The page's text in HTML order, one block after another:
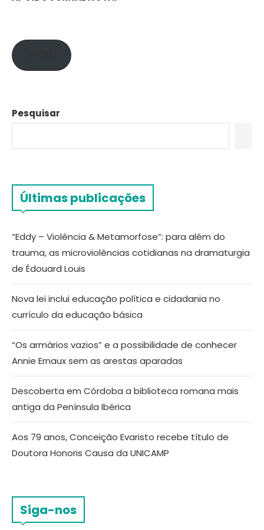
Pesquisar
Últimas publicações
“Eddy – Violência & Metamorfose”: para além do
trauma, as microviolências cotidianas na dramaturgia
de Édouard Louis
Nova lei inclui educação política e cidadania no
currículo da educação básica
“Os armários vazios” e a possibilidade de conhecer
Annie Ernaux sem as arestas aparadas
Descoberta em Córdoba a biblioteca romana mais
antiga da Península Ibérica
Aos 79 anos, Conceição Evaristo recebe título de
Doutora Honoris Causa da UNICAMP
Siga-nos